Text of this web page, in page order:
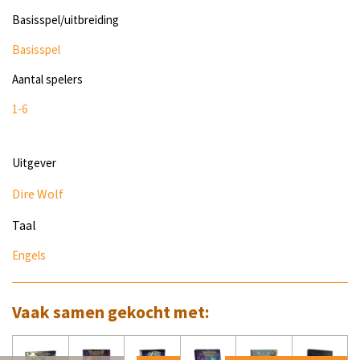
Basisspel/uitbreiding
Basisspel
Aantal spelers
1-6
Uitgever
Dire Wolf
Taal
Engels
Vaak samen gekocht met: